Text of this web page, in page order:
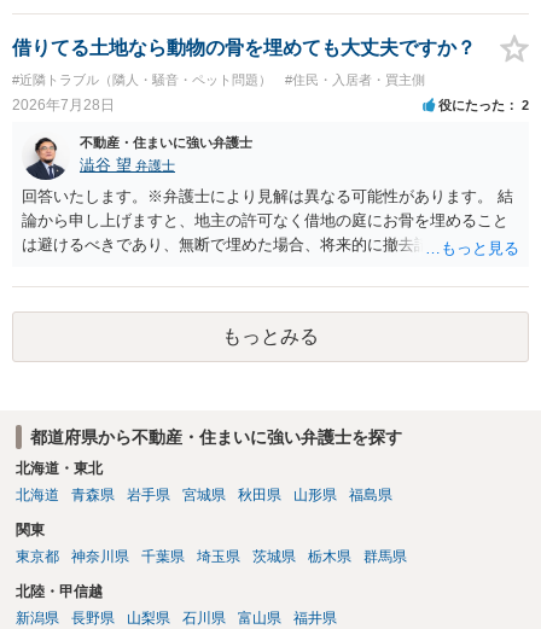
れますが、これは法的な保証ではありません。 ただ、解除まで認めら
れるかどうかについては信頼関係が破壊されたかどうかで判断されま
すので、建物を事務所・店舗用に大きく改築する等までなさらない限
り、リスクはそれほど大きくないかもしれません。 しかしそれでも、
大家さんが契約違反を口実に、将来の更新時に更新料の上乗せを要求
したり、立ち退きを迫る材料に使ったりする可能性は否定できませ
ん。
借りてる土地なら動物の骨を埋めても大丈夫ですか？
#近隣トラブル（隣人・騒音・ペット問題） #住民・入居者・買主側
2026年7月28日 役にたった 2
不動産・住まいに強い弁護士
澁谷 望 弁護士
回答いたします。※弁護士により見解は異なる可能性があります。 結
論から申し上げますと、地主の許可なく借地の庭にお骨を埋めること
は避けるべきであり、無断で埋めた場合、将来的に撤去請求や退去時
上、自分のペットの遺骨を埋める行為自体は墓地埋葬法違反や不法投
棄には該当しないため、犯罪になるわけではありません。しかし、建
物の所有者は質問者様であっても、土地の所有権はあくまで地主にあ
ります。そのため、地主に無断でお骨を埋める行為は、他人の所有権
事前に地主へ相談して許可を得るか、土地に直接埋めずに大きめの鉢
植え等で供養する「プランター葬」や、ペット霊園等への納骨を検討
されるのが確実かと思います。
もっとみる
都道府県から不動産・住まいに強い弁護士を探す
北海道・東北
北海道
青森県 岩手県 宮城県 秋田県 山形県 福島県
関東
東京都
神奈川県 千葉県 埼玉県 茨城県 栃木県 群馬県
北陸・甲信越
新潟県
長野県 山梨県 石川県 富山県 福井県